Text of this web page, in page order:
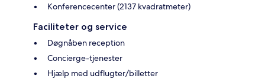
Konferencecenter (2137 kvadratmeter)
Faciliteter og service
Døgnåben reception
Concierge-tjenester
Hjælp med udflugter/billetter